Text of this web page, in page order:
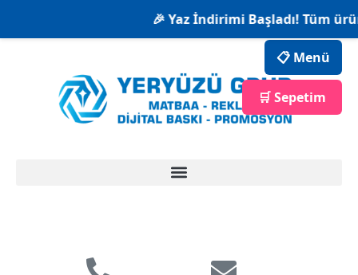
🎉 Yaz İndirimi Başladı! Tüm
📋 Menü
🛒 Sepetim